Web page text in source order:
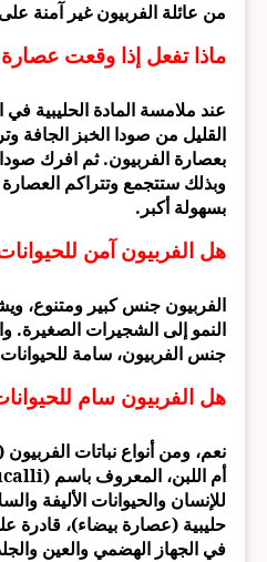
من عائلة الفربيون غير آمنة على
ماذا تفعل إذا وقعت
عند ملامسة المادة الحليبية في
القليل من صودا الخبز الجافة
بعصارة الفربيون. ثم افرك
وبذلك ستتجمع وتتراكم العصارة
بسهولة أكبر.
هل الفربيون آمن للحيوانات
الفربيون جنس كبير ومتنوع،
النمو إلى الشجيرات الصغيرة.
جنس الفربيون، سامة للحيوانات
هل الفربيون سام
نعم، ومن أنواع نباتات
للإنسان والحيوانات الأليفة
حليبية (عصارة بيضاء)، قادرة
في الجهاز الهضمي والعين والجلد.